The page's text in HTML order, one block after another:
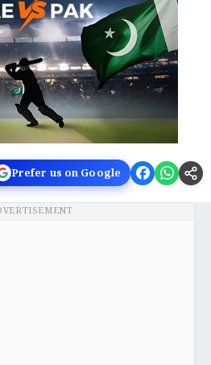
Prefer us on Google